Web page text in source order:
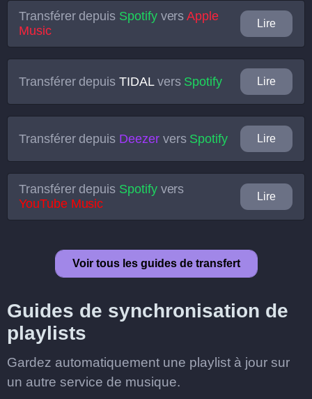
Transférer depuis SpotifyversApple
Music
Lire
Transférer depuisTIDALvers Spotify Lire
Transférer depuis Deezervers Spotify Lire
Transférer depuis Spotifyvers
YouTube Music
Lire
Voir tous les guides de transfert
Guides de synchronisation de
playlists
Gardez automatiquement une playlist à jour sur
un autre service de musique.